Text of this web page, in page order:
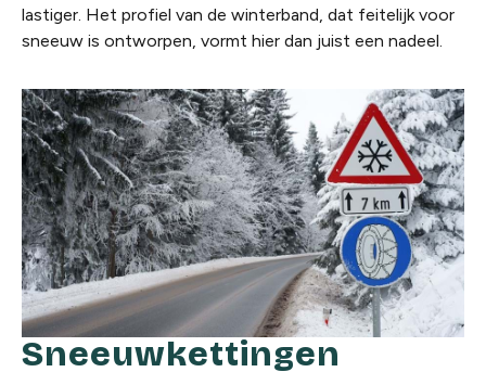
lastiger. Het profiel van de winterband, dat feitelijk voor
sneeuw is ontworpen, vormt hier dan juist een nadeel.
Sneeuwkettingen